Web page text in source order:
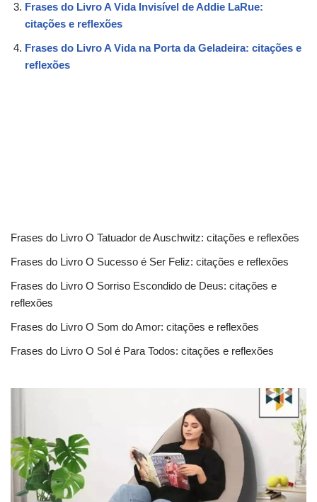
Frases do Livro A Vida Invisível de Addie LaRue:
citações e reflexões
Frases do Livro A Vida na Porta da Geladeira: citações e
reflexões
Frases do Livro O Tatuador de Auschwitz: citações e reflexões
Frases do Livro O Sucesso é Ser Feliz: citações e reflexões
Frases do Livro O Sorriso Escondido de Deus: citações e
reflexões
Frases do Livro O Som do Amor: citações e reflexões
Frases do Livro O Sol é Para Todos: citações e reflexões